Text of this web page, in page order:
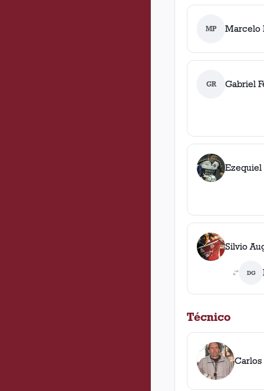
MP Marcelo
GR Gabriel
Silvio
DG
Técnico
Carlos